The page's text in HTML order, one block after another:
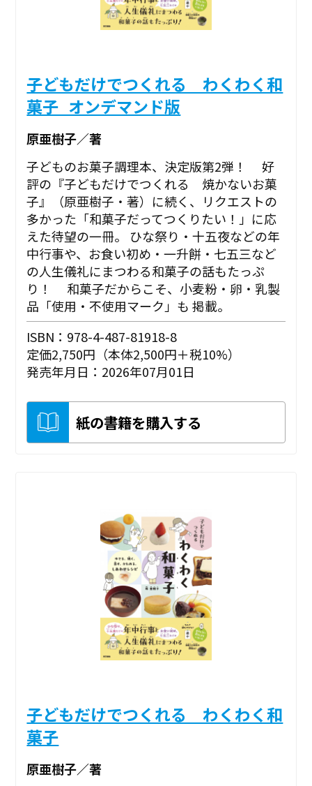
子どもだけでつくれる わくわく和
菓子_オンデマンド版
原亜樹子／著
子どものお菓子調理本、決定版第2弾！ 好
評の『子どもだけでつくれる 焼かないお菓
子』（原亜樹子・著）に続く、リクエストの
多かった「和菓子だってつくりたい！」に応
えた待望の一冊。 ひな祭り・十五夜などの年
中行事や、お食い初め・一升餅・七五三など
の人生儀礼にまつわる和菓子の話もたっぷ
り！ 和菓子だからこそ、小麦粉・卵・乳製
品「使用・不使用マーク」も 掲載。
ISBN：978-4-487-81918-8
定価2,750円（本体2,500円＋税10%）
発売年月日：2026年07月01日
紙の書籍を購入する
子どもだけでつくれる わくわく和
菓子
原亜樹子／著